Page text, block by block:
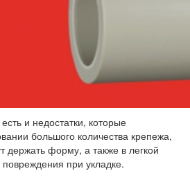
и недостатки, которые
большого количества крепежа,
держать форму, а также в легкой
при укладке.